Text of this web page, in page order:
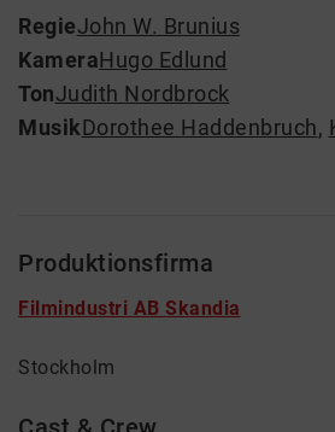
RegieJohn W. Brunius
KameraHugo Edlund
TonJudith Nordbrock
MusikDorothee Haddenbruch,
Produktionsfirma
Filmindustri AB Skandia
Stockholm